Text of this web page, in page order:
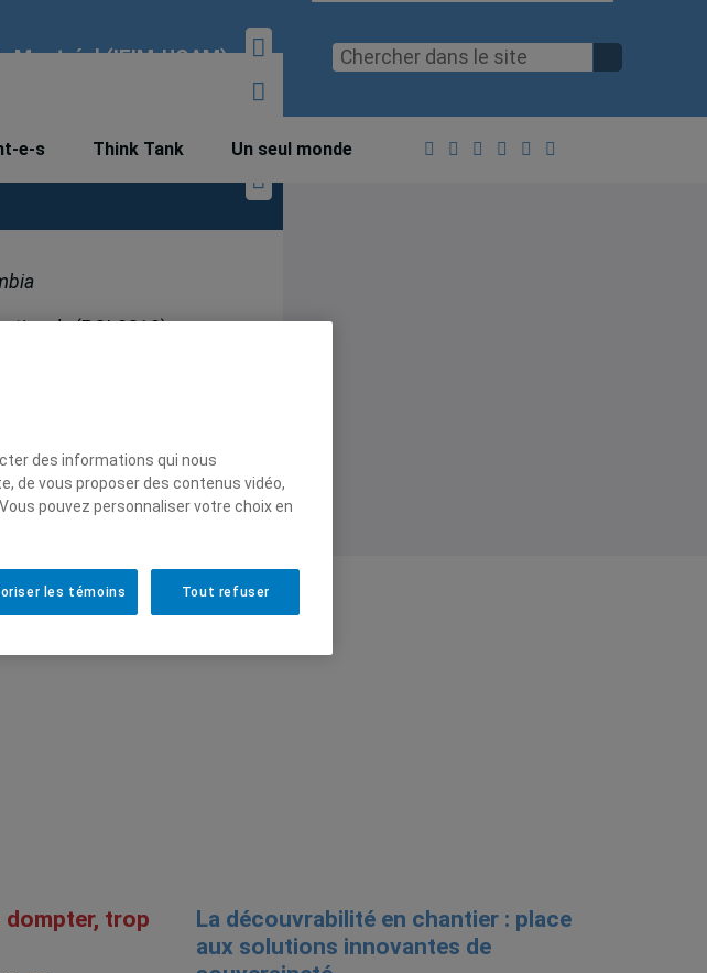
(IEIM-UQAM)
e-s Think Tank Un seul monde
(POL8310)
dompter, trop
La découvrabilité en chantier : place
aux solutions innovantes de
des informations qui nous
de vous proposer des contenus vidéo,
pouvez personnaliser votre choix en
Tout refuser
les témoins